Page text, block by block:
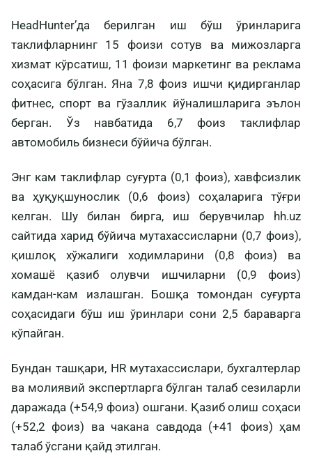
HeadHunter’да берилган иш бўш ўринларига
таклифларнинг 15 фоизи сотув ва мижозларга
хизмат кўрсатиш, 11 фоизи маркетинг ва реклама
соҳасига бўлган. Яна 7,8 фоиз ишчи қидирганлар
фитнес, спорт ва гўзаллик йўналишларига эълон
берган. Ўз навбатида 6,7 фоиз таклифлар
автомобиль бизнеси бўйича бўлган.
Энг кам таклифлар суғурта (0,1 фоиз), хавфсизлик
ва ҳуқуқшунослик (0,6 фоиз) соҳаларига тўғри
келган. Шу билан бирга, иш берувчилар hh.uz
сайтида харид бўйича мутахассисларни (0,7 фоиз),
қишлоқ хўжалиги ходимларини (0,8 фоиз) ва
хомашё қазиб олувчи ишчиларни (0,9 фоиз)
камдан-кам излашган. Бошқа томондан суғурта
соҳасидаги бўш иш ўринлари сони 2,5 бараварга
кўпайган.
Бундан ташқари, HR мутахассислари, бухгалтерлар
ва молиявий экспертларга бўлган талаб сезиларли
даражада (+54,9 фоиз) ошгани. Қазиб олиш соҳаси
(+52,2 фоиз) ва чакана савдода (+41 фоиз) ҳам
талаб ўсгани қайд этилган.